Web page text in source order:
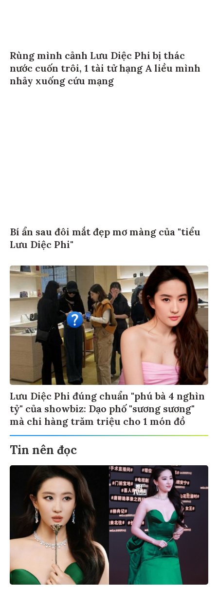
Rùng mình cảnh Lưu Diệc Phi bị thác
nước cuốn trôi, 1 tài tử hạng A liều mình
nhảy xuống cứu mạng
Bí ẩn sau đôi mắt đẹp mơ màng của "tiểu
Lưu Diệc Phi"
Lưu Diệc Phi đúng chuẩn "phú bà 4 nghìn
tỷ" của showbiz: Dạo phố "sương sương"
mà chi hàng trăm triệu cho 1 món đồ
Tin nên đọc